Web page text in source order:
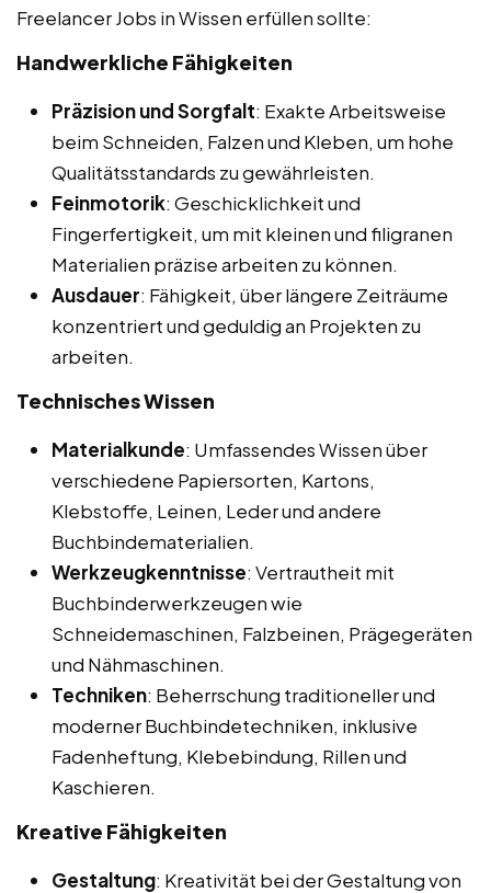
Freelancer Jobs in Wissen erfüllen sollte:
Handwerkliche Fähigkeiten
Präzision und Sorgfalt: Exakte Arbeitsweise
beim Schneiden, Falzen und Kleben, um hohe
Qualitätsstandards zu gewährleisten.
Feinmotorik: Geschicklichkeit und
Fingerfertigkeit, um mit kleinen und filigranen
Materialien präzise arbeiten zu können.
Ausdauer: Fähigkeit, über längere Zeiträume
konzentriert und geduldig an Projekten zu
arbeiten.
Technisches Wissen
Materialkunde: Umfassendes Wissen über
verschiedene Papiersorten, Kartons,
Klebstoffe, Leinen, Leder und andere
Buchbindematerialien.
Werkzeugkenntnisse: Vertrautheit mit
Buchbinderwerkzeugen wie
Schneidemaschinen, Falzbeinen, Prägegeräten
und Nähmaschinen.
Techniken: Beherrschung traditioneller und
moderner Buchbindetechniken, inklusive
Fadenheftung, Klebebindung, Rillen und
Kaschieren.
Kreative Fähigkeiten
Gestaltung: Kreativität bei der Gestaltung von